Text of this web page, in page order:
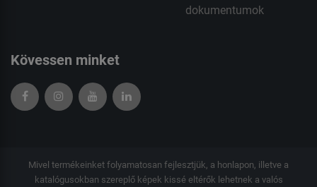
dokumentumok
Kövessen minket
Mivel termékeinket folyamatosan fejlesztjük, a honlapon, illetve a
katalógusokban szereplő képek kissé eltérők lehetnek a valós